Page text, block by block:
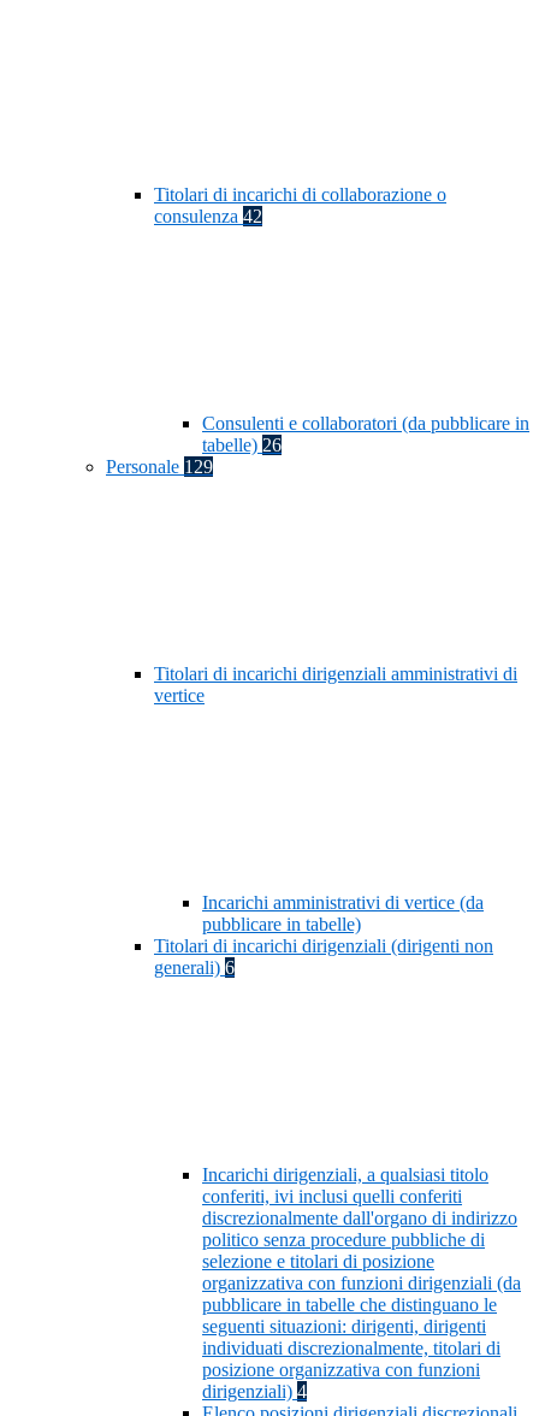
Titolari di incarichi di collaborazione o
consulenza 42
Consulenti e collaboratori (da pubblicare in
tabelle) 26
Personale 129
Titolari di incarichi dirigenziali amministrativi di
vertice
Incarichi amministrativi di vertice (da
pubblicare in tabelle)
Titolari di incarichi dirigenziali (dirigenti non
generali) 6
Incarichi dirigenziali, a qualsiasi titolo
conferiti, ivi inclusi quelli conferiti
discrezionalmente dall'organo di indirizzo
politico senza procedure pubbliche di
selezione e titolari di posizione
organizzativa con funzioni dirigenziali (da
pubblicare in tabelle che distinguano le
seguenti situazioni: dirigenti, dirigenti
individuati discrezionalmente, titolari di
posizione organizzativa con funzioni
dirigenziali) 4